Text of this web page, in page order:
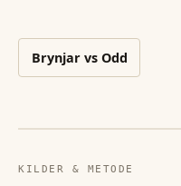
Brynjarvs Odd
KILDER & METODE